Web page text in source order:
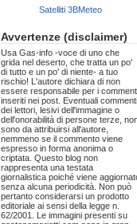
Satelliti 3BMeteo
Avvertenze (disclaimer)
Usa Gas-info -voce di uno che
grida nel deserto, che tratta un po'
di tutto e un po' di niente- a tuo
rischio! L'autore dichiara di non
essere responsabile per i
inseriti nei post. Eventuali commenti
dei lettori, lesivi dell'immagine o
dell'onorabilità di persone terze,
sono da attribuirsi all'autore,
nemmeno se il commento viene
espresso in forma anonima o
criptata. Questo blog non
rappresenta una testata
giornalistica poiché viene
senza alcuna periodicità. Non può
pertanto considerarsi un prodotto
editoriale ai sensi della legge n.
62/2001. Le immagini presenti su